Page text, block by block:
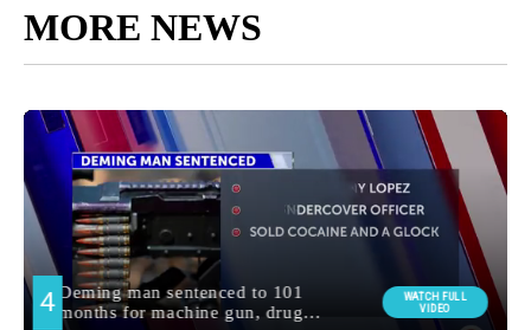
MORE NEWS